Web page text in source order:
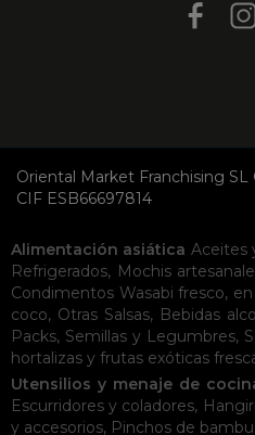
Oriental Market Franchising SL
CIF ESB66697814
Alimentación asiática Aceites
Refrigerados, Mochis
Condimentos Wasabi fresco,
coco, Otras Salsas, Bebidas
Packs, Semillas y Legumbres,
hortalizas y frutas exóticas
Utensilios y menaje de
Escurridores y coladores,
y accesorios, Pinchos de